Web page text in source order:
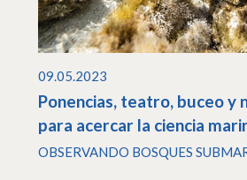
09.05.2023
Ponencias, teatro, buceo y
para acercar la ciencia
OBSERVANDO BOSQUES